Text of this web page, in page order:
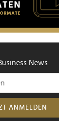
News
ANMELDEN